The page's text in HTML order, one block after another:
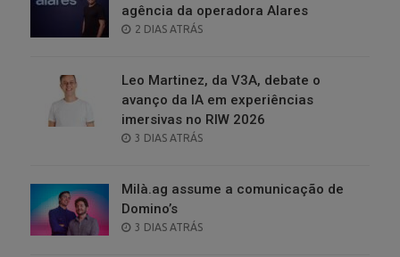
agência da operadora Alares
POSTED
2 DIAS ATRÁS
Leo Martinez, da V3A, debate o
avanço da IA em experiências
imersivas no RIW 2026
POSTED
3 DIAS ATRÁS
Milà.ag assume a comunicação de
Domino’s
POSTED
3 DIAS ATRÁS